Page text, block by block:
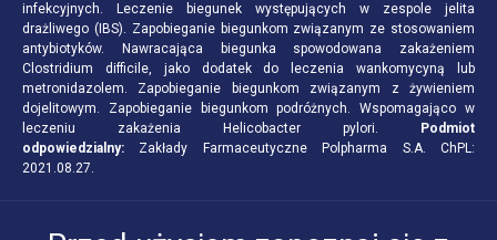
infekcyjnych. Leczenie biegunek występujących w zespole jelita
drażliwego (IBS). Zapobieganie biegunkom związanym ze stosowaniem
antybiotyków. Nawracająca biegunka spowodowana zakażeniem
Clostridium difficile, jako dodatek do leczenia wankomycyną lub
metronidazolem. Zapobieganie biegunkom związanym z żywieniem
dojelitowym. Zapobieganie biegunkom podróżnych. Wspomagająco w
leczeniu zakażenia Helicobacter pylori.
Podmiot
odpowiedzialny: Zakłady Farmaceutyczne Polpharma S.A. ChPL:
2021.08.27.